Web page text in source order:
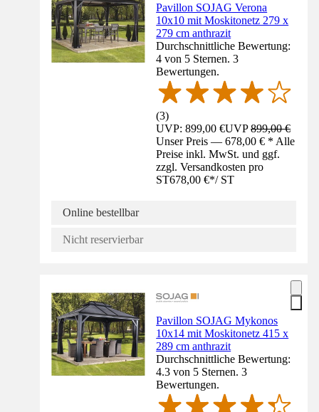
Pavillon SOJAG Verona
10x10 mit Moskitonetz 279 x
279 cm anthrazit
Durchschnittliche Bewertung:
4 von 5 Sternen. 3
Bewertungen.
(3)
UVP: 899,00 €UVP899,00 €
Unser Preis — 678,00 € * Alle
Preise inkl. MwSt. und ggf.
zzgl. Versandkosten pro
ST678,00 €*/ ST
Online bestellbar
Nicht reservierbar
Pavillon SOJAG Mykonos
10x14 mit Moskitonetz 415 x
289 cm anthrazit
Durchschnittliche Bewertung:
4.3 von 5 Sternen. 3
Bewertungen.